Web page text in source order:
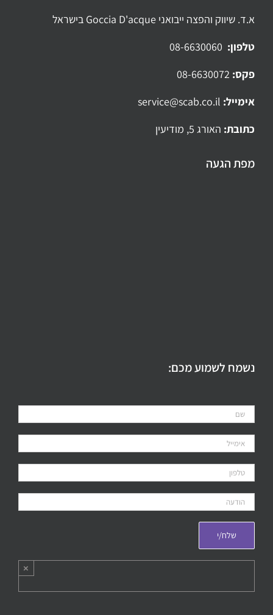
א.ד. שיווק והפצה ייבואני Goccia D'acque בישראל
טלפון:
פקס:
אימייל:
כתובת: האורג 5, מודיעין
מפת הגעה
נשמח לשמוע מכם:
×